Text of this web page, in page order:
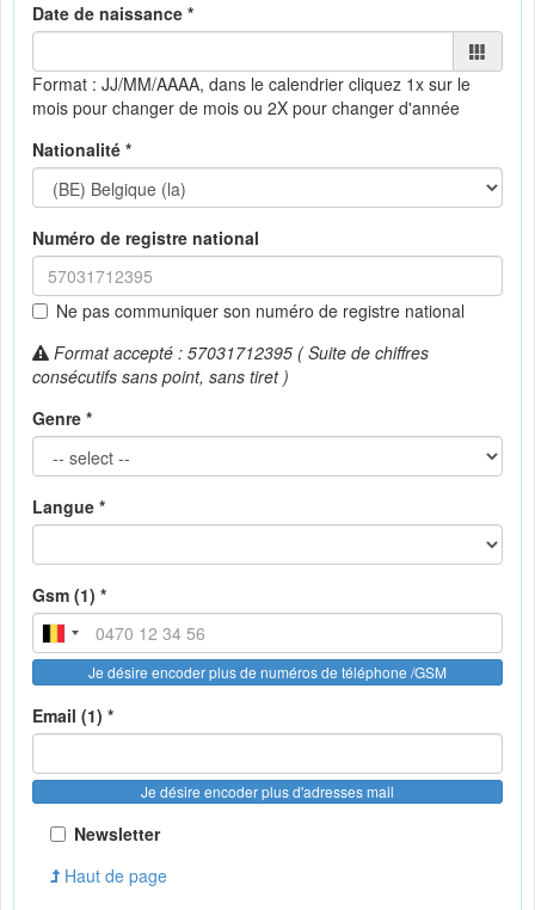
Date de naissance *
Format : JJ/MM/AAAA, dans le calendrier cliquez 1x sur le
mois pour changer de mois ou 2X pour changer d'année
Nationalité *
Numéro de registre national
Ne pas communiquer son numéro de registre national
Format accepté : 57031712395 ( Suite de chiffres
consécutifs sans point, sans tiret )
Genre *
Langue *
Gsm (1) *
Je désire encoder plus de numéros de téléphone /GSM
Email (1) *
Je désire encoder plus d'adresses mail
Newsletter
Haut de page